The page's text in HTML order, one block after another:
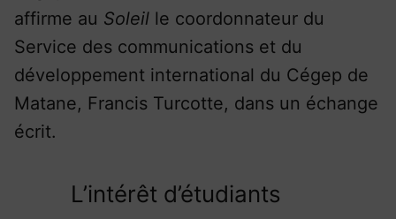
affirme au Soleil le coordonnateur du
Service des communications et du
développement international du Cégep de
Matane, Francis Turcotte, dans un échange
écrit.
L’intérêt d’étudiants